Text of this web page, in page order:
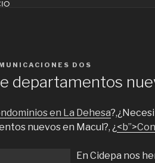
DOS
departamentos
en La Dehesa
nuevos en Macul?, ¿
En Cidepa nos